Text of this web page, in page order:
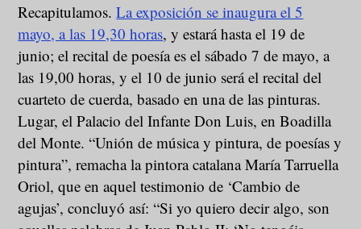
Recapitulamos.La exposición se inaugura el 5
mayo, a las 19,30 horas, y estará hasta el 19 de
junio; el recital de poesía es el sábado 7 de mayo, a
las 19,00 horas, y el 10 de junio será el recital del
cuarteto de cuerda, basado en una de las pinturas.
Lugar, el Palacio del Infante Don Luis, en Boadilla
del Monte. “Unión de música y pintura, de poesías y
pintura”, remacha la pintora catalana María Tarruella
Oriol, que en aquel testimonio de ‘Cambio de
agujas’, concluyó así: “Si yo quiero decir algo, son